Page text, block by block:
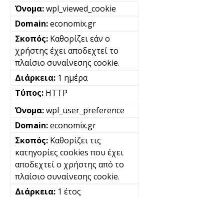
wpl_viewed_cookie
economix.gr
Καθορίζει εάν ο
χρήστης έχει αποδεχτεί το
πλαίσιο συναίνεσης cookie.
1 ημέρα
HTTP
wpl_user_preference
economix.gr
Καθορίζει τις
κατηγορίες cookies που έχει
αποδεχτεί ο χρήστης από το
πλαίσιο συναίνεσης cookie.
1 έτος